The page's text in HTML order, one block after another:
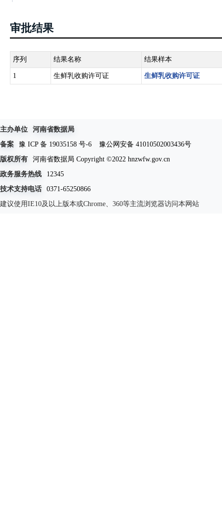
审批结果
序列 结果名称 结果样本
1 生鲜乳收购许可证 生鲜乳收购许可证
主办单位
河南省数据局
备案
豫 ICP 备 19035158 号-6
豫公网安备 41010502003436号
版权所有
河南省数据局 Copyright ©2022 hnzwfw.gov.cn
政务服务热线
12345
技术支持电话
0371-65250866
建议使用IE10及以上版本或Chrome、360等主流浏览器访问本网站